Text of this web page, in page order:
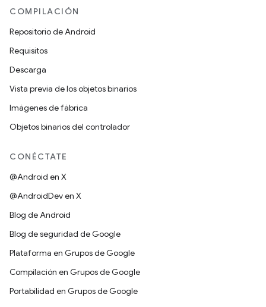
COMPILACIÓN
Repositorio de Android
Requisitos
Descarga
Vista previa de los objetos binarios
Imágenes de fábrica
Objetos binarios del controlador
CONÉCTATE
@Android en X
@AndroidDev en X
Blog de Android
Blog de seguridad de Google
Plataforma en Grupos de Google
Compilación en Grupos de Google
Portabilidad en Grupos de Google